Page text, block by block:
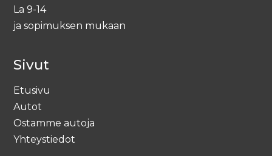
Mittarilukema
Lisätiedot
La 9-14
ja sopimuksen mukaan
Sivut
Etusivu
Autot
Ostamme autoja
Yhteystiedot